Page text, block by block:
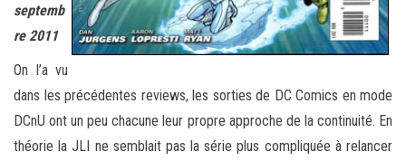
septemb
re 2011
On l’a vu
dans les précédentes reviews, les sorties de DC Comics en mode
DCnU ont un peu chacune leur propre approche de la continuité. En
théorie la JLI ne semblait pas la série plus compliquée à relancer